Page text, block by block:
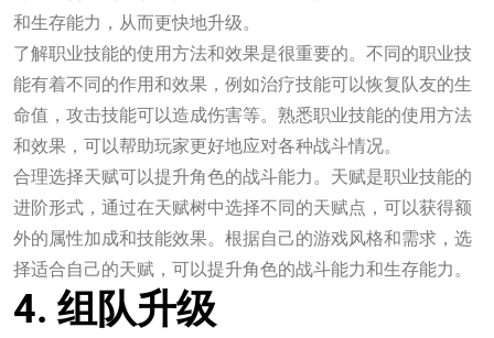
和生存能力，从而更快地升级。
了解职业技能的使用方法和效果是很重要的。不同的职业技
能有着不同的作用和效果，例如治疗技能可以恢复队友的生
命值，攻击技能可以造成伤害等。熟悉职业技能的使用方法
和效果，可以帮助玩家更好地应对各种战斗情况。
合理选择天赋可以提升角色的战斗能力。天赋是职业技能的
进阶形式，通过在天赋树中选择不同的天赋点，可以获得额
外的属性加成和技能效果。根据自己的游戏风格和需求，选
择适合自己的天赋，可以提升角色的战斗能力和生存能力。
4. 组队升级